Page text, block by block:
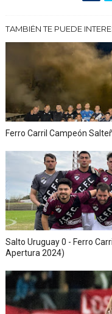
TAMBIÉN TE PUEDE
Ferro Carril Campeón
Salto Uruguay 0 - Ferro
Apertura 2024)